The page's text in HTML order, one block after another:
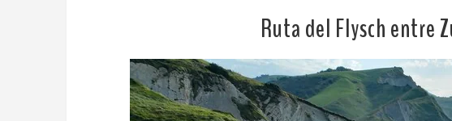
Ruta del Flysch entre